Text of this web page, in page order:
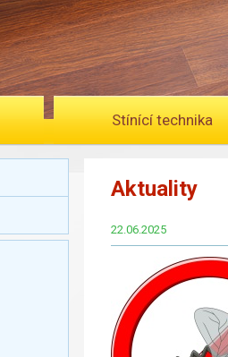
Stínící technika
Aktuality
22.06.2025